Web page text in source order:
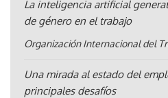
La inteligencia artificial
de género en el trabajo
Organización Internacional del
Una mirada al estado del
principales desafíos